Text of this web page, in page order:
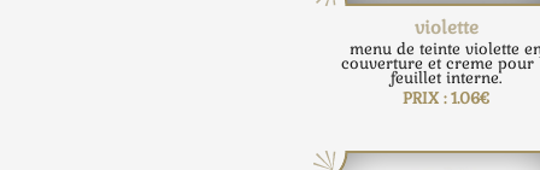
violette
menu de teinte violette
couverture et creme pour
feuillet interne.
PRIX : 1.06€